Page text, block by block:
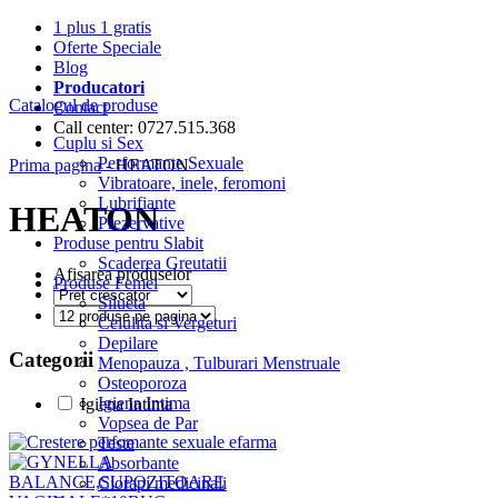
1 plus 1 gratis
Oferte Speciale
Blog
Producatori
Contact
Call center: 0727.515.368
Catalogul de produse
Cuplu si Sex
Performante Sexuale
Vibratoare, inele, feromoni
Lubrifiante
Prezervative
Produse pentru Slabit
Scaderea Greutatii
Produse Femei
Silueta
Celulita si Vergeturi
Depilare
Menopauza , Tulburari Menstruale
Osteoporoza
Igiena Intima
Vopsea de Par
Teste
Absorbante
Ciorapi medicinali
Prima pagina- HEATON
HEATON
Afisarea produselor
Categorii
Igiena Intima